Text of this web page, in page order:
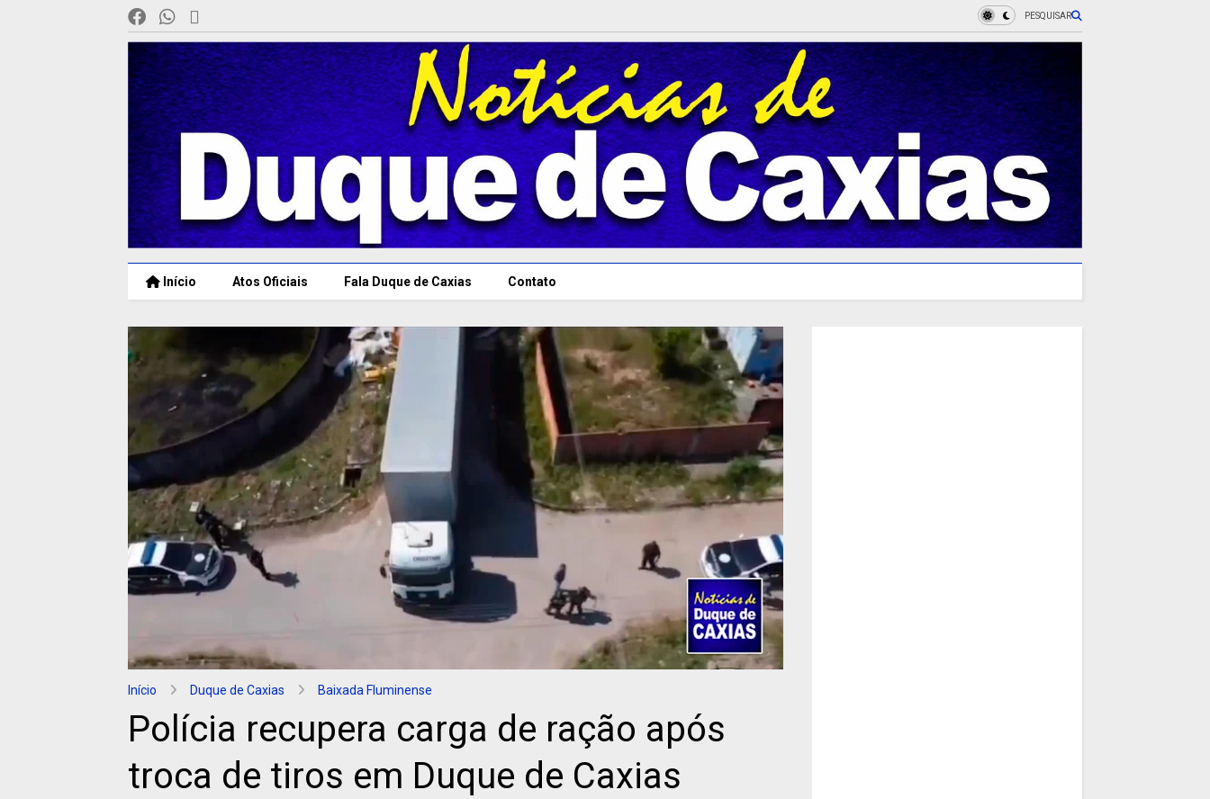
PESQUISAR
Início Atos Oficiais Fala Duque de Caxias Contato
Início Duque de Caxias Baixada Fluminense
Polícia recupera carga de ração após
troca de tiros em Duque de Caxias